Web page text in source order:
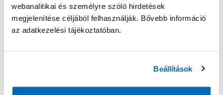
webanalitikai és személyre szóló hirdetések
megjelenítése céljából felhasználják. Bővebb információ
az adatkezelési tájékoztatóban.
Beállítások